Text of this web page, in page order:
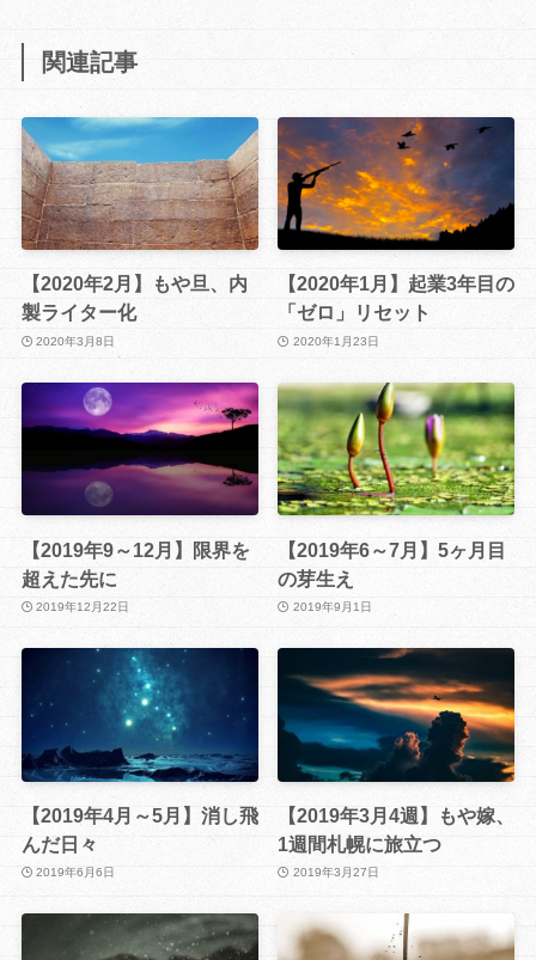
関連記事
【2020年2月】もや旦、内
製ライター化
2020年3月8日
【2020年1月】起業3年目の
「ゼロ」リセット
2020年1月23日
【2019年9～12月】限界を
超えた先に
2019年12月22日
【2019年6～7月】5ヶ月目
の芽生え
2019年9月1日
【2019年4月～5月】消し飛
んだ日々
2019年6月6日
【2019年3月4週】もや嫁、
1週間札幌に旅立つ
2019年3月27日